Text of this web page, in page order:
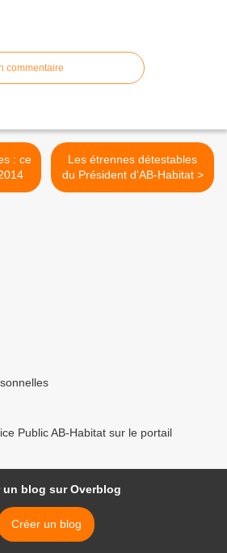
commentaire
Les étrennes détestables
du Président d'AB-Habitat >
Public AB-Habitat sur le portail
un blog sur Overblog
Créer un blog